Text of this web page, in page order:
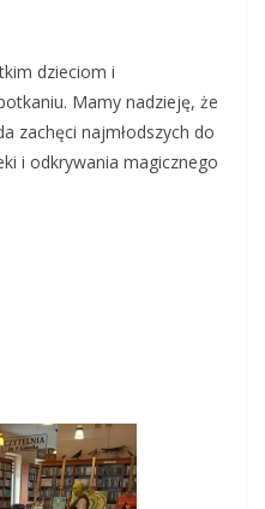
dzieciom i
Mamy nadzieję, że
zachęci najmłodszych do
i odkrywania magicznego